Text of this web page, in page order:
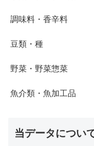
調味料・香辛料
豆類・種
野菜・野菜惣菜
魚介類・魚加工品
当データについ